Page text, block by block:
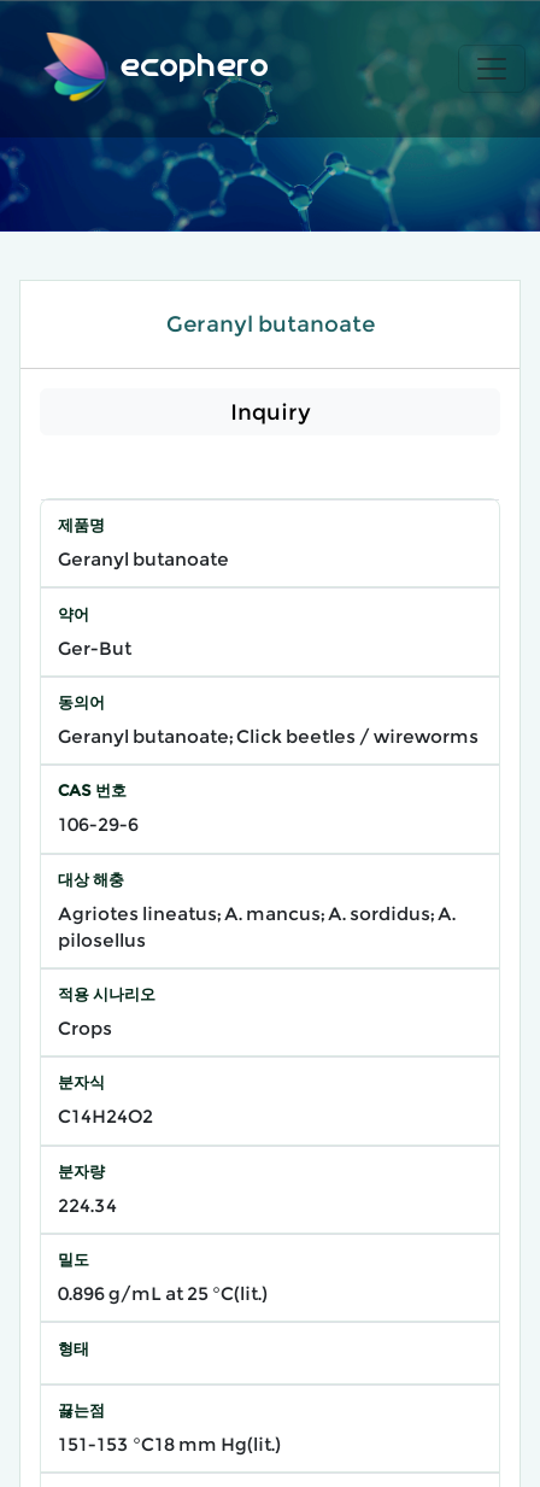
ecophero
Geranyl butanoate
Inquiry
제품명
Geranyl butanoate
약어
Ger-But
동의어
Geranyl butanoate; Click beetles / wireworms
CAS 번호
106-29-6
대상 해충
Agriotes lineatus; A. mancus; A. sordidus; A.
pilosellus
적용 시나리오
Crops
분자식
C14H24O2
분자량
224.34
밀도
0.896 g/mL at 25 °C(lit.)
형태
끓는점
151-153 °C18 mm Hg(lit.)